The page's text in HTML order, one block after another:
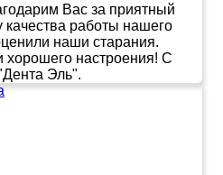
Вас за приятный
работы нашего
наши старания.
настроения! С
Эль".